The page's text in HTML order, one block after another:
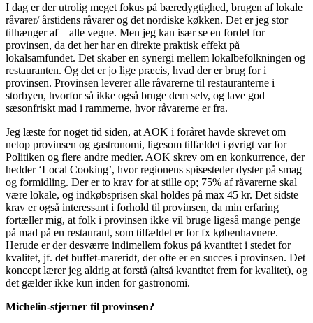
I dag er der utrolig meget fokus på bæredygtighed, brugen af lokale
råvarer/ årstidens råvarer og det nordiske køkken. Det er jeg stor
tilhænger af – alle vegne. Men jeg kan især se en fordel for
provinsen, da det her har en direkte praktisk effekt på
lokalsamfundet. Det skaber en synergi mellem lokalbefolkningen og
restauranten. Og det er jo lige præcis, hvad der er brug for i
provinsen. Provinsen leverer alle råvarerne til restauranterne i
storbyen, hvorfor så ikke også bruge dem selv, og lave god
sæsonfriskt mad i rammerne, hvor råvarerne er fra.
Jeg læste for noget tid siden, at AOK i foråret havde skrevet om
netop provinsen og gastronomi, ligesom tilfældet i øvrigt var for
Politiken og flere andre medier. AOK skrev om en konkurrence, der
hedder ‘Local Cooking’, hvor regionens spisesteder dyster på smag
og formidling. Der er to krav for at stille op; 75% af råvarerne skal
være lokale, og indkøbsprisen skal holdes på max 45 kr. Det sidste
krav er også interessant i forhold til provinsen, da min erfaring
fortæller mig, at folk i provinsen ikke vil bruge ligeså mange penge
på mad på en restaurant, som tilfældet er for fx københavnere.
Herude er der desværre indimellem fokus på kvantitet i stedet for
kvalitet, jf. det buffet-mareridt, der ofte er en succes i provinsen. Det
koncept lærer jeg aldrig at forstå (altså kvantitet frem for kvalitet), og
det gælder ikke kun inden for gastronomi.
Michelin-stjerner til provinsen?